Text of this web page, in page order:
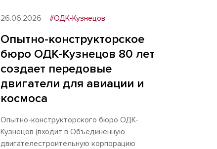
26.06.2026 #ОДК-Кузнецов
Опытно-конструкторское
бюро ОДК-Кузнецов 80 лет
создает передовые
двигатели для авиации и
космоса
Опытно-конструкторского бюро ОДК-
Кузнецов (входит в Объединенную
двигателестроительную корпорацию